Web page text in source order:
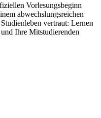
Vorlesungsbeginn
abwechslungsreichen
vertraut: Lernen
Ihre Mitstudierenden